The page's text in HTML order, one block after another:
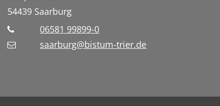
54439 Saarburg
06581 99899-0
saarburg@bistum-trier.de